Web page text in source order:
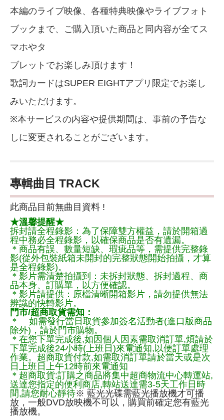
本編のライブ映像、各種特典映像やライブフォト
ブックまで、ご購入頂いた商品と同内容が全てス
マホやタ
ブレットでお楽しみ頂けます！
歌詞カードはSUPER EIGHTアプリ限定でお楽し
みいただけます。
※本サービスの内容や提供期間は、事前の予告な
しに変更されることがございます。
專輯曲目 TRACK
此商品目前無曲目資料 !
★溫馨提醒★
拆封請全程錄影：為了保障雙方權益，請於開箱過
程中務必全程錄影，以確保商品是否有遺漏。
＊商品有誤、數量短缺、瑕疵品等，需提供完整錄
影(從外包裝紙箱未開封的完整狀態開始拍攝，才算
是全程錄影)。
＊影片需清楚拍攝到：未拆封狀態、拆封過程、商
品本身、訂購單，以方便確認。
＊影片請提供：原檔清晰開箱影片，請勿提供無法
辨識的快轉影片。
門市/超商取貨需知：
＊ 如需發行當日取貨參加簽名活動者(進口版商品
除外)，請於門市購物。
＊在您下單完成後,如因個人因素需取消訂單,煩請於
下單完成後24小時(上班日)來電通知,以便訂單處理
作業。超商取貨付款,如需取消訂單請於當天或是次
日上班日上午12時前來電通知
＊超商取貨:訂購之商品將集中超商物流中心轉運站,
送達您指定的便利商店,轉站送達需3-5天工作日時
間,請您耐心靜待※ 藍光光碟需藍光播放機才可播
放，一般DVD放映機不可以，購買前確定您有藍光
播放機。